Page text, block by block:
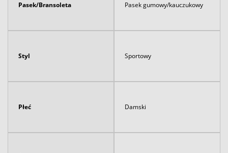
Pasek/Bransoleta Pasek gumowy/kauczukowy
Styl Sportowy
Płeć Damski